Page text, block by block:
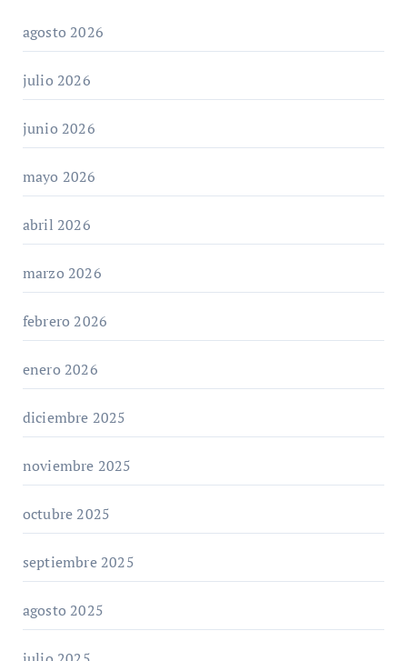
agosto 2026
julio 2026
junio 2026
mayo 2026
abril 2026
marzo 2026
febrero 2026
enero 2026
diciembre 2025
noviembre 2025
octubre 2025
septiembre 2025
agosto 2025